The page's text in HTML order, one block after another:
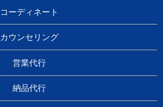
コーディネート
カウンセリング
営業代行
納品代行